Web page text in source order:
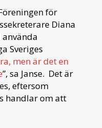
för
Diana
använda
Sveriges
men är det en
”, sa Janse. Det är
eftersom
handlar om att